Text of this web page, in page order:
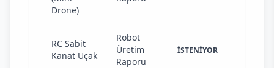
Drone)
RC Sabit
Kanat Uçak
Robot
Üretim
Raporu
İSTENİYOR